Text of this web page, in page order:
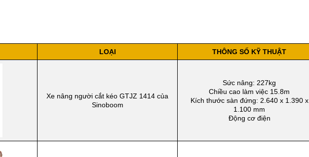
LOẠI THÔNG SỐ KỸ THUẬT
Xe nâng người cắt kéo GTJZ 1414 của
Sinoboom
Sức nâng: 227kg
Chiều cao làm việc 15.8m
Kích thước sàn đứng: 2.640 x 1.390 x
1.100 mm
Động cơ điện